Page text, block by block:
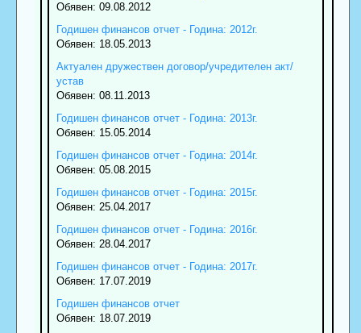
Обявен: 09.08.2012
Годишен финансов отчет - Година: 2012г.
Обявен: 18.05.2013
Актуален дружествен договор/учредителен акт/
устав
Обявен: 08.11.2013
Годишен финансов отчет - Година: 2013г.
Обявен: 15.05.2014
Годишен финансов отчет - Година: 2014г.
Обявен: 05.08.2015
Годишен финансов отчет - Година: 2015г.
Обявен: 25.04.2017
Годишен финансов отчет - Година: 2016г.
Обявен: 28.04.2017
Годишен финансов отчет - Година: 2017г.
Обявен: 17.07.2019
Годишен финансов отчет
Обявен: 18.07.2019